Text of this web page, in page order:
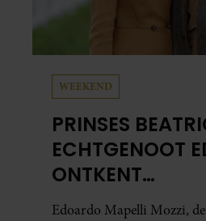
WEEKEND
PRINSES
ECHTGENOOT
ONTKENT
Edoardo Mapelli Mozzi,